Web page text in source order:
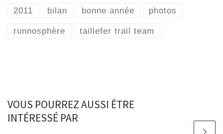
2011 bilan bonne année photos
runnosphère taillefer trail team
VOUS POURREZ AUSSI ÊTRE
INTÉRESSÉ PAR